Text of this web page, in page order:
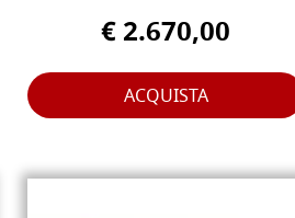
€ 2.670,00
ACQUISTA